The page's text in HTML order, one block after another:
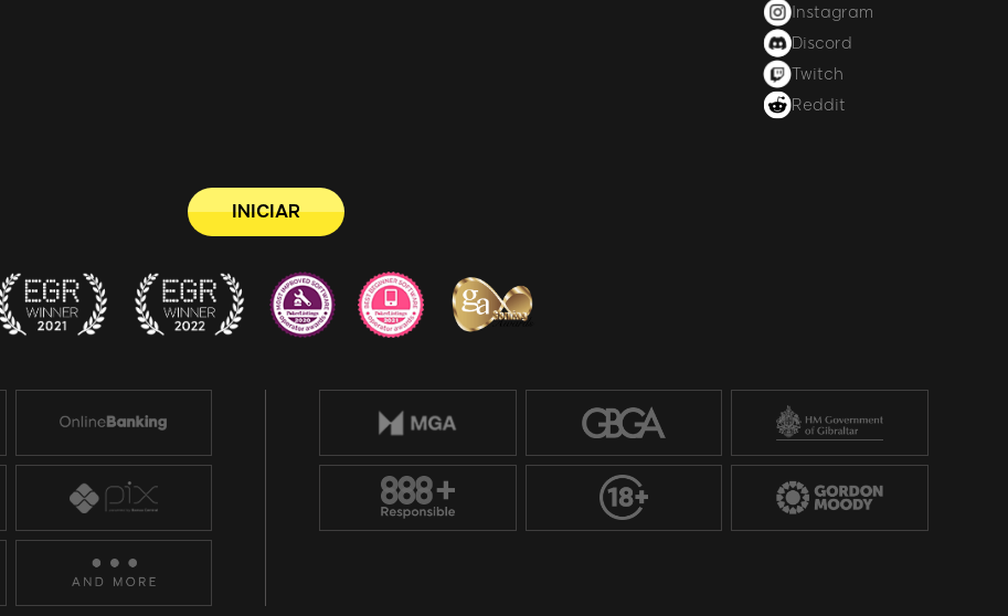
Instagram
Discord
Twitch
Reddit
INICIAR